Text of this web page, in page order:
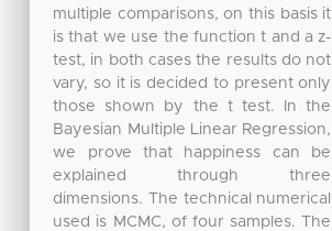
multiple comparisons, on this basis it
is that we use the function t and a z-
test, in both cases the results do not
vary, so it is decided to present only
those shown by the t test. In the
Bayesian Multiple Linear Regression,
we prove that happiness can be
explained through three
dimensions. The technical numerical
used is MCMC, of four samples. The